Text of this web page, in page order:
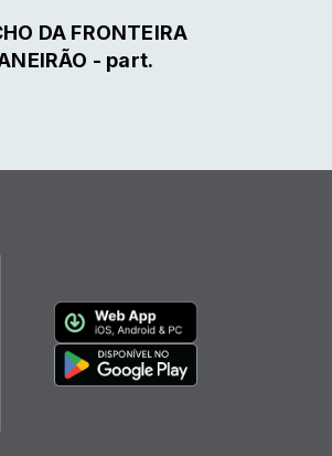
DA FRONTEIRA
- part.